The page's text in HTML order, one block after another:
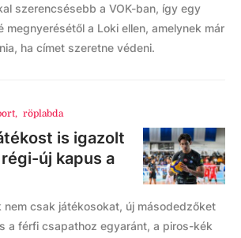
szerencsésebb a VOK-ban, így egy
megnyerésétől a Loki ellen, amelynek már
ha címet szeretne védeni.
, röplabda
is igazolt
új kapus a
nem csak játékosokat, új másodedzőket
a férfi csapathoz egyaránt, a piros-kék